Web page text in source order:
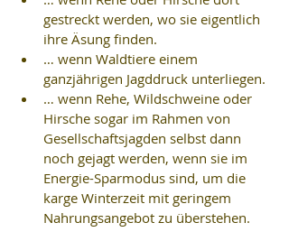
gestreckt werden, wo sie eigentlich
ihre Äsung finden.
… wenn Waldtiere einem
ganzjährigen Jagddruck unterliegen.
… wenn Rehe, Wildschweine oder
Hirsche sogar im Rahmen von
Gesellschaftsjagden selbst dann
noch gejagt werden, wenn sie im
Energie-Sparmodus sind, um die
karge Winterzeit mit geringem
Nahrungsangebot zu überstehen.